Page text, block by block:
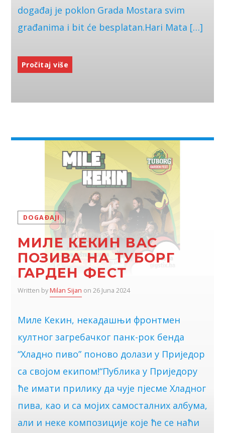
događaj je poklon Grada Mostara svim
građanima i bit će besplatan.Hari Mata […]
Pročitaj više
DOGAĐAJI
МИЛЕ КЕКИН ВАС
ПОЗИВА НА ТУБОРГ
ГАРДЕН ФЕСТ
Written byMilan Sijan on 26 Juna 2024
Миле Кекин, некадашњи фронтмен
култног загребачког панк-рок бенда
“Хладно пиво” поново долази у Приједор
са својом екипом!“Публика у Приједору
ће имати прилику да чује пјесме Хладног
пива, као и са мојих самосталних албума,
али и неке композиције које ће се наћи